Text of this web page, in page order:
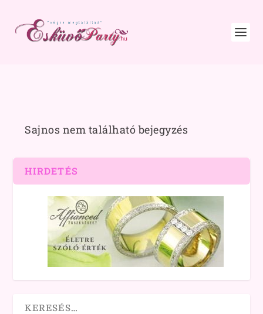
Sajnos nem található bejegyzés
HIRDETÉS